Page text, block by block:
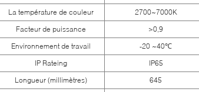
La température de couleur
2700~7000K
Facteur de puissance
>0,9
Environnement de travail
-20 ~40℃
IP Rateing
IP65
Longueur (millimètres)
645